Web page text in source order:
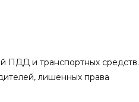
ПДД и транспортных средств.
лишенных права